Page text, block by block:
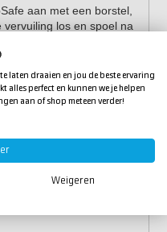
aan met een borstel,
los en spoel na
gebruiken voor de
vervuild met olie en
drukpersen.
laten draaien en jou de beste ervaring
alles perfect en kunnen we je helpen
aan of shop meteen verder!
Weigeren